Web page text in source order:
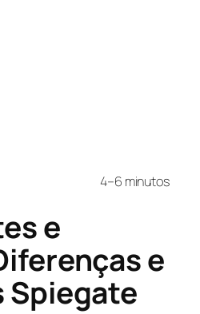
4–6 minutos
e
e
Spiegate